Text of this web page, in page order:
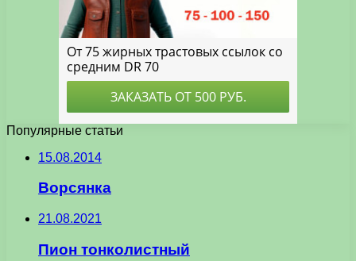
Популярные статьи
15.08.2014
Ворсянка
21.08.2021
Пион тонколистный